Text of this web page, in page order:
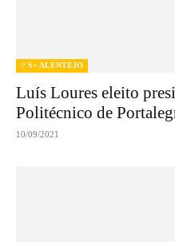
// S+ ALENTEJO
Luís Loures eleito
Politécnico de
10/09/2021